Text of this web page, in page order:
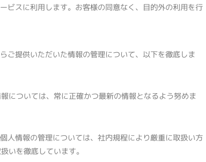
ビスに利用します。お客様の同意なく、目的外の利用を行
ご提供いただいた情報の管理について、以下を徹底しま
については、常に正確かつ最新の情報となるよう努めま
人情報の管理については、社内規程により厳重に取扱い方
いを徹底しています。